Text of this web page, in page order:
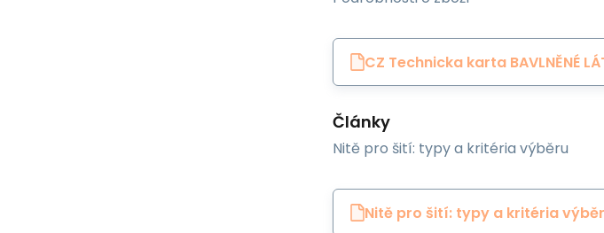
CZ Technicka karta BAVLNĚNÉ
Články
Nitě pro šití: typy a kritéria výběru
Nitě pro šití: typy a kritéria